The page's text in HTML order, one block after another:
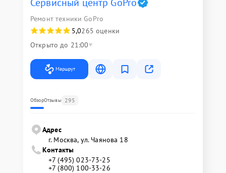
Ремонт техники GoPro
5,0265 оценки
Открыто до 21:00
Маршрут
ОбзорОтзывы 295
Адрес
г. Москва, ул. Чаянова 18
Контакты
+7 (495) 023-73-25
+7 (800) 100-33-26